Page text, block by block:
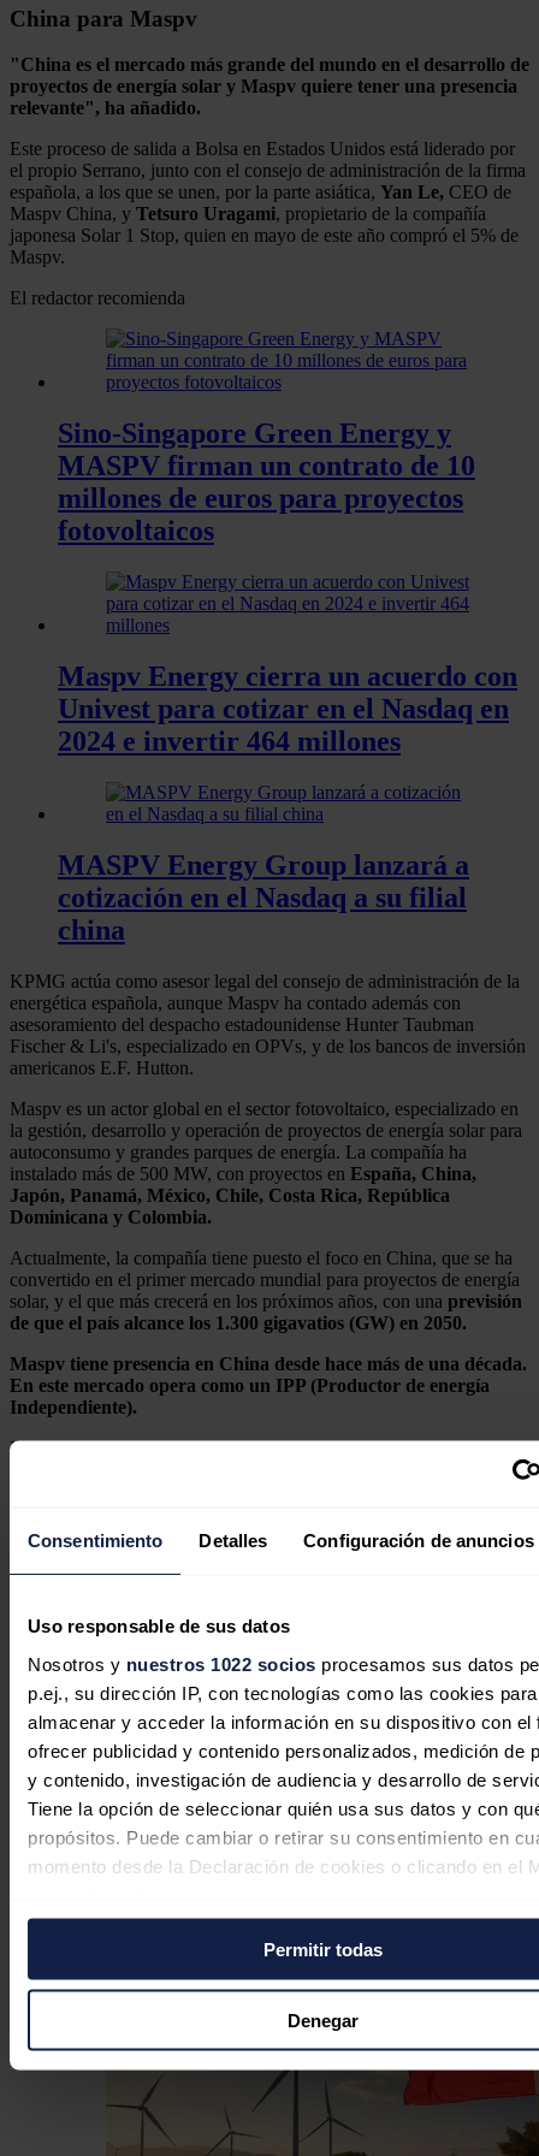
Consentimiento Detalles Configuración de anuncios
Uso responsable de sus datos
Nosotros y nuestros 1022 socios procesamos sus datos
p.ej., su dirección IP, con tecnologías como las cookies para
almacenar y acceder la información en su dispositivo con el
ofrecer publicidad y contenido personalizados, medición de
y contenido, investigación de audiencia y desarrollo de
Tiene la opción de seleccionar quién usa sus datos y con
propósitos. Puede cambiar o retirar su consentimiento en
momento desde la Declaración de cookies o clicando en el
Si lo permite, también quisiéramos:
Recopilar información sobre su ubicación geográfica
puede tener una precisión de varios metros
Identificar su dispositivo analizándolo activamente
características específicas (huellas digitales)
Obtenga más información sobre cómo se procesan sus
personales y establezca sus preferencias en la
sección de
Permitir todas
Denegar
China para Maspv
"China es el mercado más grande del mundo en el desarrollo de
proyectos de energía solar y Maspv quiere tener una presencia
relevante", ha añadido.
Este proceso de salida a Bolsa en Estados Unidos está liderado por
el propio Serrano, junto con el consejo de administración de la firma
española, a los que se unen, por la parte asiática, Yan Le, CEO de
Maspv China, y Tetsuro Uragami, propietario de la compañía
japonesa Solar 1 Stop, quien en mayo de este año compró el 5% de
Maspv.
El redactor recomienda
Sino-Singapore Green Energy y
MASPV firman un contrato de 10
millones de euros para proyectos
fotovoltaicos
Maspv Energy cierra un acuerdo con
Univest para cotizar en el Nasdaq en
2024 e invertir 464 millones
MASPV Energy Group lanzará a
cotización en el Nasdaq a su filial
china
KPMG actúa como asesor legal del consejo de administración de la
energética española, aunque Maspv ha contado además con
asesoramiento del despacho estadounidense Hunter Taubman
Fischer & Li's, especializado en OPVs, y de los bancos de inversión
americanos E.F. Hutton.
Maspv es un actor global en el sector fotovoltaico, especializado en
la gestión, desarrollo y operación de proyectos de energía solar para
autoconsumo y grandes parques de energía. La compañía ha
instalado más de 500 MW, con proyectos en España, China,
Japón, Panamá, México, Chile, Costa Rica, República
Dominicana y Colombia.
Actualmente, la compañía tiene puesto el foco en China, que se ha
convertido en el primer mercado mundial para proyectos de energía
solar, y el que más crecerá en los próximos años, con una previsión
de que el país alcance los 1.300 gigavatios (GW) en 2050.
Maspv tiene presencia en China desde hace más de una década.
En este mercado opera como un IPP (Productor de energía
Independiente).
Noticias relacionadas
Las importaciones de petróleo crudo
segundo trimestre
José A. Roca03/08/2026
La nuclear estadounidense
Westinghouse registra una solicitud
confidencial para cotizar en Wall
Street